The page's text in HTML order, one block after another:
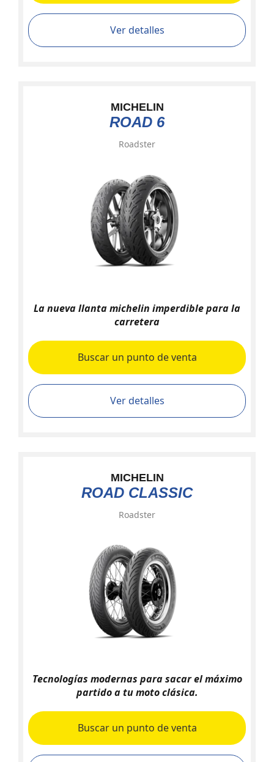
Ver detalles
MICHELIN
ROAD 6
Roadster
La nueva llanta michelin imperdible para la
carretera
Buscar un punto de venta
Ver detalles
MICHELIN
ROAD CLASSIC
Roadster
Tecnologías modernas para sacar el máximo
partido a tu moto clásica.
Buscar un punto de venta